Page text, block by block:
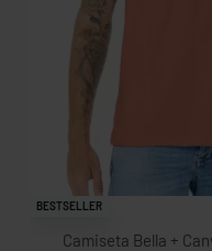
BESTSELLER
Camiseta Bella +